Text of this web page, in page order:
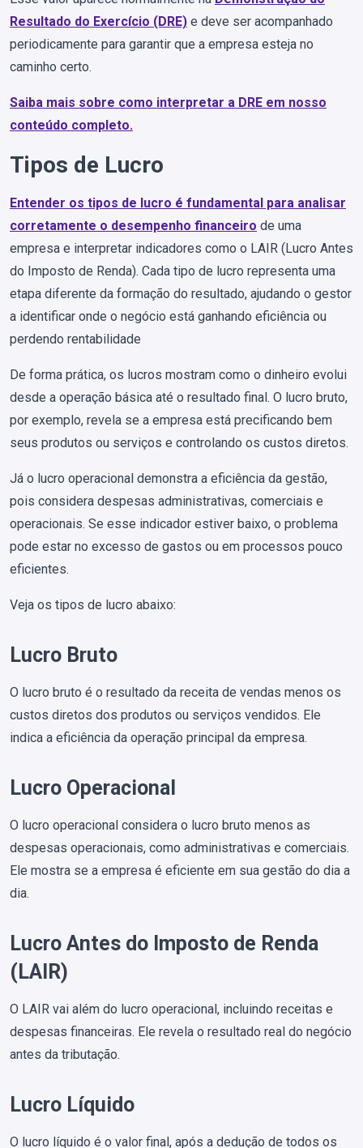
Resultado do Exercício (DRE) e deve ser acompanhado
periodicamente para garantir que a empresa esteja no
caminho certo.
Saiba mais sobre como interpretar a DRE em nosso
conteúdo completo.
Tipos de Lucro
Entender os tipos de lucro é fundamental para analisar
corretamente o desempenho financeiro de uma
empresa e interpretar indicadores como o LAIR (Lucro Antes
do Imposto de Renda). Cada tipo de lucro representa uma
etapa diferente da formação do resultado, ajudando o gestor
a identificar onde o negócio está ganhando eficiência ou
perdendo rentabilidade
De forma prática, os lucros mostram como o dinheiro evolui
desde a operação básica até o resultado final. O lucro bruto,
por exemplo, revela se a empresa está precificando bem
seus produtos ou serviços e controlando os custos diretos.
Já o lucro operacional demonstra a eficiência da gestão,
pois considera despesas administrativas, comerciais e
operacionais. Se esse indicador estiver baixo, o problema
pode estar no excesso de gastos ou em processos pouco
eficientes.
Veja os tipos de lucro abaixo:
Lucro Bruto
O lucro bruto é o resultado da receita de vendas menos os
custos diretos dos produtos ou serviços vendidos. Ele
indica a eficiência da operação principal da empresa.
Lucro Operacional
O lucro operacional considera o lucro bruto menos as
despesas operacionais, como administrativas e comerciais.
Ele mostra se a empresa é eficiente em sua gestão do dia a
dia.
Lucro Antes do Imposto de Renda
(LAIR)
O LAIR vai além do lucro operacional, incluindo receitas e
despesas financeiras. Ele revela o resultado real do negócio
antes da tributação.
Lucro Líquido
O lucro líquido é o valor final, após a dedução de todos os